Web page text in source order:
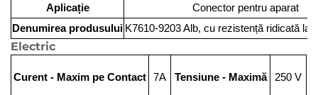
Aplicație
Conector pentru aparat
Denumirea produsului K7610-9203 Alb, cu rezistență ridicată la
Electric
Curent - Maxim pe Contact 7A Tensiune - Maximă 250 V